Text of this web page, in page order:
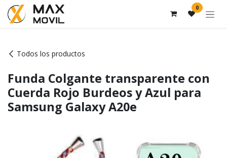
Ir al contenido 0
Todos los productos
Funda Colgante transparente con
Cuerda Rojo Burdeos y Azul para
Samsung Galaxy A20e